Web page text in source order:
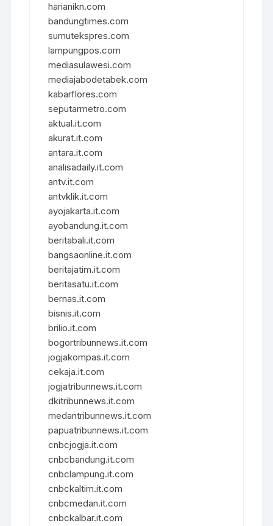
harianikn.com
bandungtimes.com
sumutekspres.com
lampungpos.com
mediasulawesi.com
mediajabodetabek.com
kabarflores.com
seputarmetro.com
aktual.it.com
akurat.it.com
antara.it.com
analisadaily.it.com
antv.it.com
antvklik.it.com
ayojakarta.it.com
ayobandung.it.com
beritabali.it.com
bangsaonline.it.com
beritajatim.it.com
beritasatu.it.com
bernas.it.com
bisnis.it.com
brilio.it.com
bogortribunnews.it.com
jogjakompas.it.com
cekaja.it.com
jogjatribunnews.it.com
dkitribunnews.it.com
medantribunnews.it.com
papuatribunnews.it.com
cnbcjogja.it.com
cnbcbandung.it.com
cnbclampung.it.com
cnbckaltim.it.com
cnbcmedan.it.com
cnbckalbar.it.com